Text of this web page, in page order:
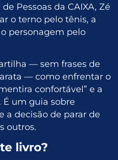
Pessoas da CAIXA, Zé
o terno pelo tênis, a
personagem pelo
— sem frases de
— como enfrentar o
confortável” e a
É um guia sobre
a decisão de parar de
outros.
livro?